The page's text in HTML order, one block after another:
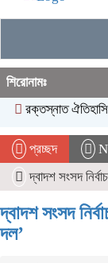
শিরোনামঃ
ঐতিহাসিক
প্রচ্ছদ
দ্বাদশ সংসদ
দ্বাদশ সংসদ
দল’